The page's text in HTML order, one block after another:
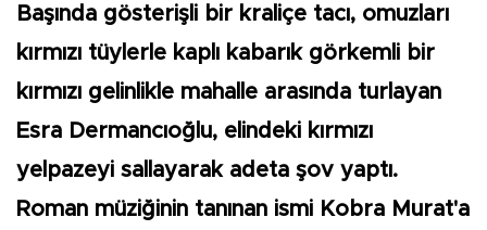
Başında gösterişli bir kraliçe tacı, omuzları
kırmızı tüylerle kaplı kabarık görkemli bir
kırmızı gelinlikle mahalle arasında turlayan
Esra Dermancıoğlu, elindeki kırmızı
yelpazeyi sallayarak adeta şov yaptı.
Roman müziğinin tanınan ismi Kobra Murat'a